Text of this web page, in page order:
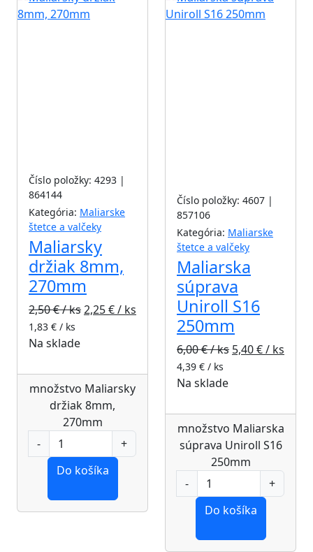
Číslo položky: 4293 |
864144
Kategória: Maliarske
štetce a valčeky
Maliarsky
držiak 8mm,
270mm
2,50€ / ks2,25€ / ks
1,83 € / ks
Na sklade
množstvo Maliarsky
držiak 8mm,
270mm
Do košíka
Číslo položky: 4607 |
857106
Kategória: Maliarske
štetce a valčeky
Maliarska
súprava
Uniroll S16
250mm
6,00€ / ks 5,40€ / ks
4,39 € / ks
Na sklade
množstvo Maliarska
súprava Uniroll S16
250mm
Do košíka